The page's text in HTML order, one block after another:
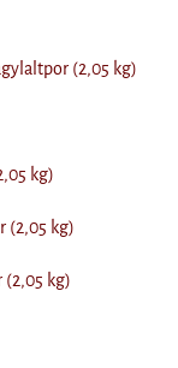
(2,05 kg)
kg)
(2,05 kg)
kg)